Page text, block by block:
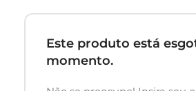
Este produto está
momento.